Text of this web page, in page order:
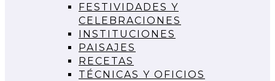
FESTIVIDADES Y
CELEBRACIONES
INSTITUCIONES
PAISAJES
RECETAS
TÉCNICAS Y OFICIOS